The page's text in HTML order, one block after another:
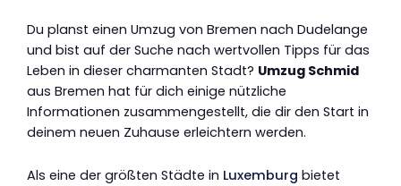
Du planst einen Umzug von Bremen nach Dudelange
und bist auf der Suche nach wertvollen Tipps für das
Leben in dieser charmanten Stadt? Umzug Schmid
aus Bremen hat für dich einige nützliche
Informationen zusammengestellt, die dir den Start in
deinem neuen Zuhause erleichtern werden.
Als eine der größten Städte in Luxemburg bietet